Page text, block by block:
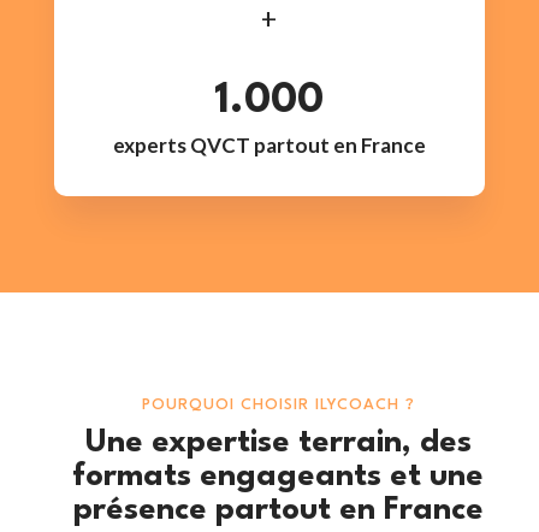
+
1.000
experts QVCT partout en France
POURQUOI CHOISIR ILYCOACH ?
Une expertise terrain, des
formats engageants et une
présence partout en France